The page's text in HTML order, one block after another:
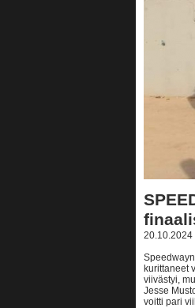
20.10.2024
kurittaneet
viivästyi,
Jesse
voitti pari